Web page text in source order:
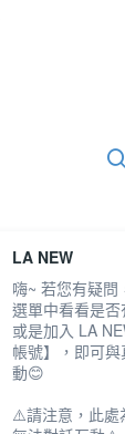
LA NEW
嗨~ 若您有疑問
選單中看看是否
或是加入 LA
帳號】，即可
動😊
⚠️請注意，此處